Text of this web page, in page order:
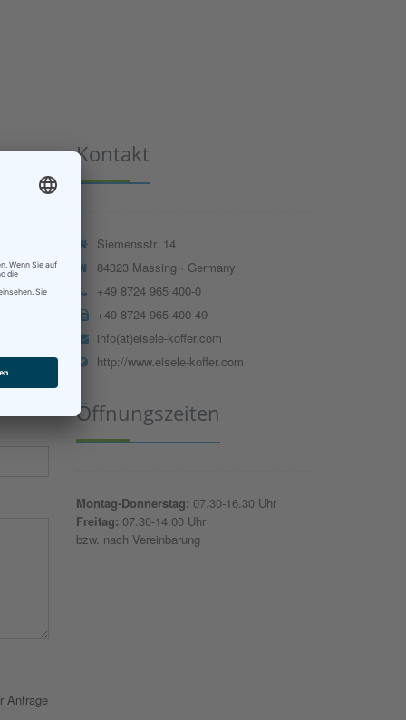
Anfrage
Kontakt
Siemensstr. 14
84323 Massing · Germany
+49 8724 965 400-0
+49 8724 965 400-49
info(at)eisele-koffer.com
http://www.eisele-koffer.com
Öffnungszeiten
Montag-Donnerstag: 07.30-16.30 Uhr
Freitag: 07.30-14.00 Uhr
bzw. nach Vereinbarung